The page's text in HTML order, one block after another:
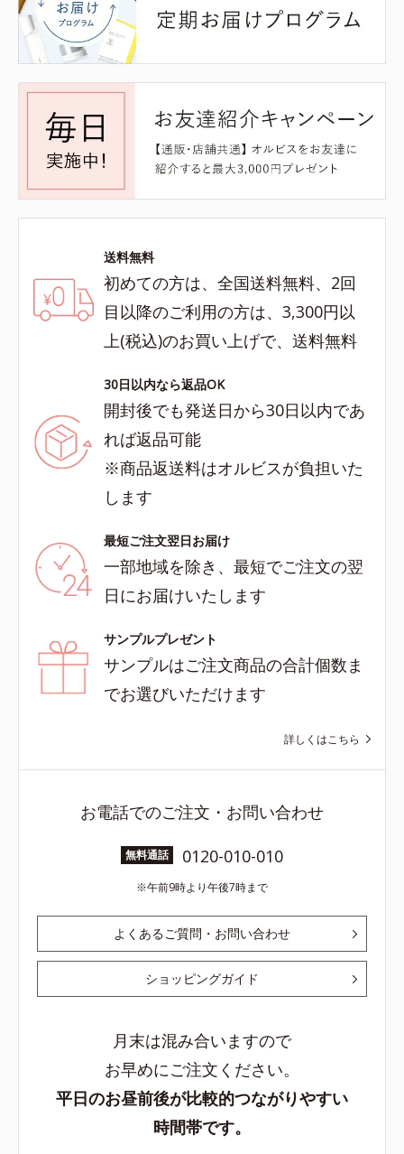
送料無料
初めての方は、全国送料無料、2回
目以降のご利用の方は、3,300円以
上(税込)のお買い上げで、送料無料
30日以内なら返品OK
開封後でも発送日から30日以内であ
れば返品可能
※商品返送料はオルビスが負担いた
します
最短ご注文翌日お届け
一部地域を除き、最短でご注文の翌
日にお届けいたします
サンプルプレゼント
サンプルはご注文商品の合計個数ま
でお選びいただけます
詳しくはこちら
お電話でのご注文・お問い合わせ
無料通話 0120-010-010
午前9時より午後7時まで
よくあるご質問・お問い合わせ
ショッピングガイド
月末は混み合いますので
お早めにご注文ください。
平日のお昼前後が比較的つながりやすい
時間帯です。